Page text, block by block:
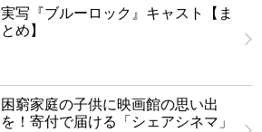
実写『ブルーロック』キャスト【ま
とめ】
困窮家庭の子供に映画館の思い出
を！寄付で届ける「シェアシネマ」